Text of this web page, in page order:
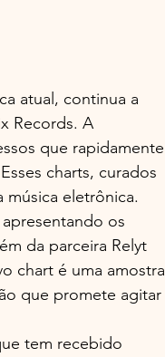
atual, continua a
Records. A
que rapidamente
charts, curados
música eletrônica.
os
da parceira Relyt
chart é uma amostra
que promete agitar
tem recebido